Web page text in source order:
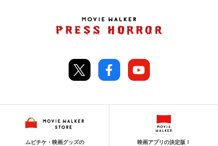
ムビチケ・映画グッズの
映画アプリの決定版！